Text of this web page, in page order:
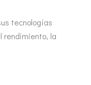
tecnologías
rendimiento, la